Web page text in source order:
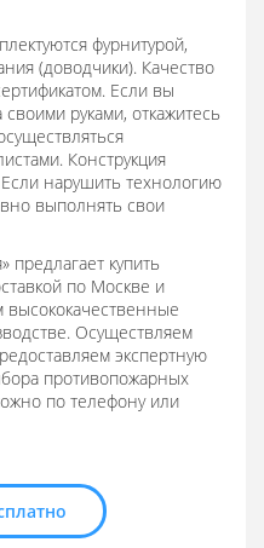
фурнитурой,
(доводчики). Качество
Если вы
руками, откажитесь
Конструкция
нарушить технологию
выполнять свои
предлагает купить
по Москве и
высококачественные
Осуществляем
экспертную
противопожарных
по телефону или